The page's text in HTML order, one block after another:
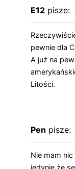
E12 pisze:
pewnie dla
A już na
Litości.
Pen pisze:
Nie mam
jedynie że